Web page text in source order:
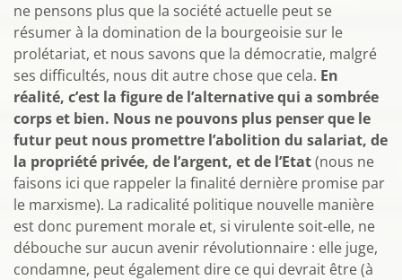
ne pensons plus que la société actuelle peut se
résumer à la domination de la bourgeoisie sur le
prolétariat, et nous savons que la démocratie, malgré
ses difficultés, nous dit autre chose que cela. En
réalité, c’est la figure de l’alternative qui a sombrée
corps et bien. Nous ne pouvons plus penser que le
futur peut nous promettre l’abolition du salariat, de
la propriété privée, de l’argent, et de l’Etat(nous ne
faisons ici que rappeler la finalité dernière promise par
le marxisme). La radicalité politique nouvelle manière
est donc purement morale et, si virulente soit-elle, ne
débouche sur aucun avenir révolutionnaire : elle juge,
condamne, peut également dire ce qui devrait être (à